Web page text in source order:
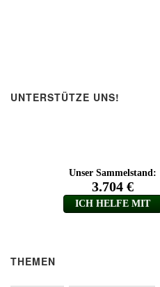
UNTERSTÜTZE UNS!
THEMEN